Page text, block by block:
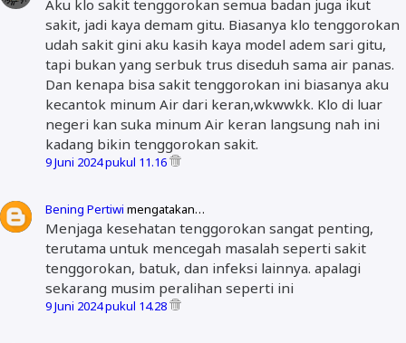
Aku klo sakit tenggorokan semua badan juga ikut
sakit, jadi kaya demam gitu. Biasanya klo tenggorokan
udah sakit gini aku kasih kaya model adem sari gitu,
tapi bukan yang serbuk trus diseduh sama air panas.
Dan kenapa bisa sakit tenggorokan ini biasanya aku
kecantok minum Air dari keran,wkwwkk. Klo di luar
negeri kan suka minum Air keran langsung nah ini
kadang bikin tenggorokan sakit.
9 Juni 2024 pukul 11.16
Bening Pertiwi mengatakan…
Menjaga kesehatan tenggorokan sangat penting,
terutama untuk mencegah masalah seperti sakit
tenggorokan, batuk, dan infeksi lainnya. apalagi
sekarang musim peralihan seperti ini
9 Juni 2024 pukul 14.28